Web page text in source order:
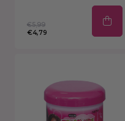
€5,99
€4,79